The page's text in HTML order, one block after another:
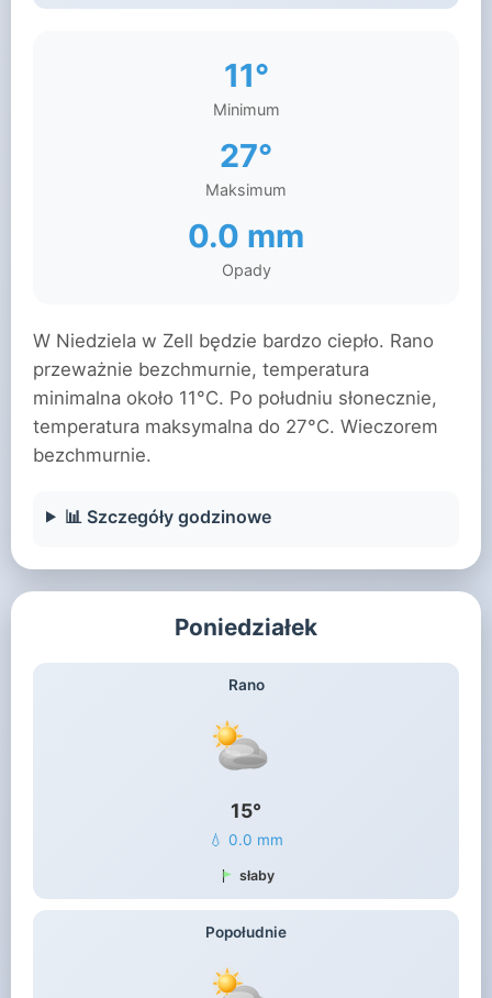
11°
Minimum
27°
Maksimum
0.0 mm
Opady
W Niedziela w Zell będzie bardzo ciepło. Rano
przeważnie bezchmurnie, temperatura
minimalna około 11°C. Po południu słonecznie,
temperatura maksymalna do 27°C. Wieczorem
bezchmurnie.
📊 Szczegóły godzinowe
Poniedziałek
Rano
15°
💧 0.0 mm
słaby
Popołudnie